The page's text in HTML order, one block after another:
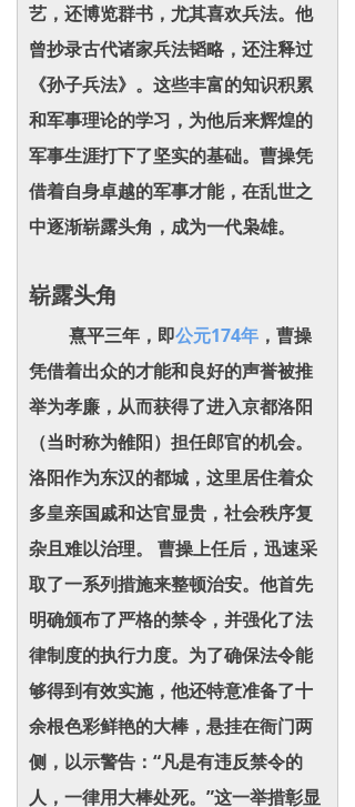
艺，还博览群书，尤其喜欢兵法。他
曾抄录古代诸家兵法韬略，还注释过
《孙子兵法》。这些丰富的知识积累
和军事理论的学习，为他后来辉煌的
军事生涯打下了坚实的基础。曹操凭
借着自身卓越的军事才能，在乱世之
中逐渐崭露头角，成为一代枭雄。
崭露头角
熹平三年，即公元174年 ，曹操
凭借着出众的才能和良好的声誉被推
举为孝廉，从而获得了进入京都洛阳
（当时称为雒阳）担任郎官的机会。
洛阳作为东汉的都城，这里居住着众
多皇亲国戚和达官显贵，社会秩序复
杂且难以治理。 曹操上任后，迅速采
取了一系列措施来整顿治安。他首先
明确颁布了严格的禁令，并强化了法
律制度的执行力度。为了确保法令能
够得到有效实施，他还特意准备了十
余根色彩鲜艳的大棒，悬挂在衙门两
侧，以示警告：“凡是有违反禁令的
人，一律用大棒处死。”这一举措彰显